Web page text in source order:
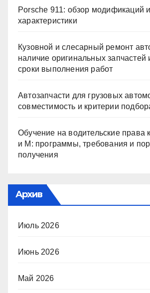
Porsche 911: обзор модификаций
характеристики
Кузовной и слесарный ремонт
наличие оригинальных запчастей
сроки выполнения работ
Автозапчасти для грузовых
совместимость и критерии
Обучение на водительские права
и M: программы, требования и
получения
Архив
Июль 2026
Июнь 2026
Май 2026